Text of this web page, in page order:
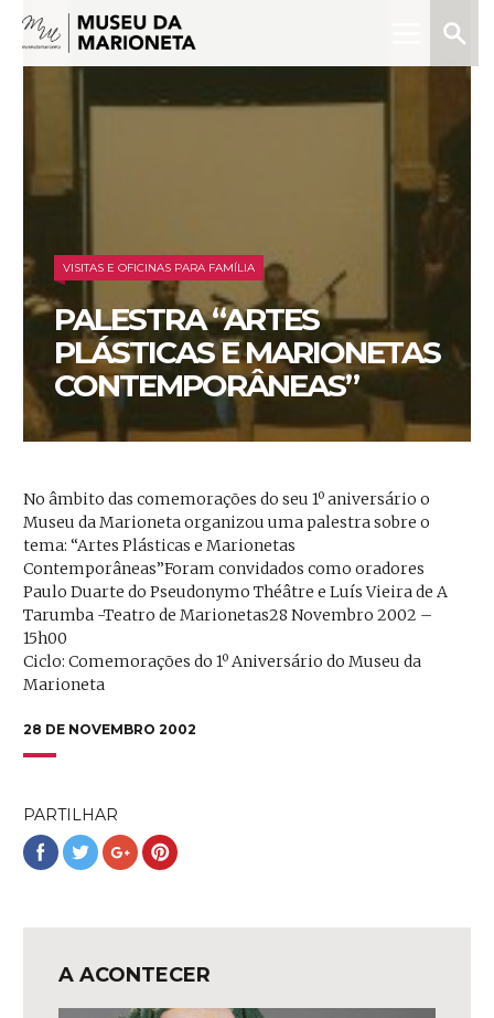
Museu
da
Marioneta
VISITAS E OFICINAS PARA FAMÍLIA
PALESTRA “ARTES
PLÁSTICAS E MARIONETAS
CONTEMPORÂNEAS”
No âmbito das comemorações do seu 1º aniversário o
Museu da Marioneta organizou uma palestra sobre o
tema: “Artes Plásticas e Marionetas
Contemporâneas”Foram convidados como oradores
Paulo Duarte do Pseudonymo Théâtre e Luís Vieira de A
Tarumba -Teatro de Marionetas28 Novembro 2002 –
15h00
Ciclo: Comemorações do 1º Aniversário do Museu da
Marioneta
28 DE NOVEMBRO 2002
PARTILHAR
Partilhar
no
Partilhar
no
Partilhar
no
Partilhar
no
A ACONTECER